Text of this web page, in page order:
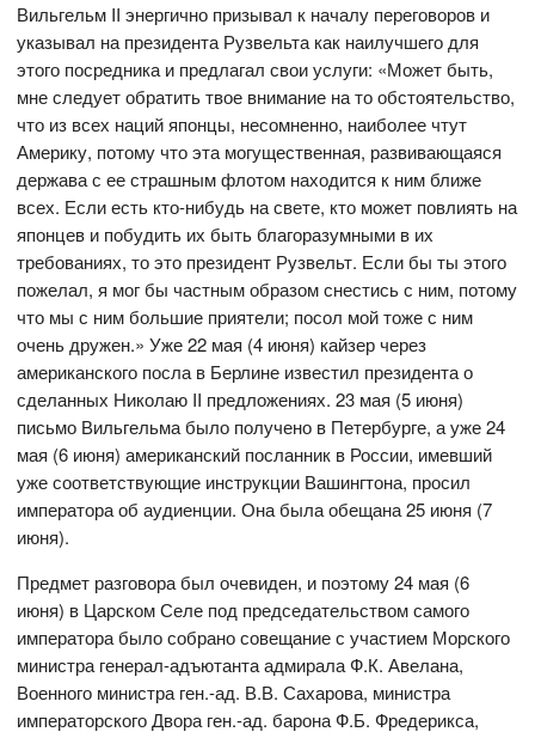
Вильгельм II энергично призывал к началу переговоров и
указывал на президента Рузвельта как наилучшего для
этого посредника и предлагал свои услуги: «Может быть,
мне следует обратить твое внимание на то обстоятельство,
что из всех наций японцы, несомненно, наиболее чтут
Америку, потому что эта могущественная, развивающаяся
держава с ее страшным флотом находится к ним ближе
всех. Если есть кто-нибудь на свете, кто может повлиять на
японцев и побудить их быть благоразумными в их
требованиях, то это президент Рузвельт. Если бы ты этого
пожелал, я мог бы частным образом снестись с ним, потому
что мы с ним большие приятели; посол мой тоже с ним
очень дружен.» Уже 22 мая (4 июня) кайзер через
американского посла в Берлине известил президента о
сделанных Николаю II предложениях. 23 мая (5 июня)
письмо Вильгельма было получено в Петербурге, а уже 24
мая (6 июня) американский посланник в России, имевший
уже соответствующие инструкции Вашингтона, просил
императора об аудиенции. Она была обещана 25 июня (7
июня).
Предмет разговора был очевиден, и поэтому 24 мая (6
июня) в Царском Селе под председательством самого
императора было собрано совещание с участием Морского
министра генерал-адъютанта адмирала Ф.К. Авелана,
Военного министра ген.-ад. В.В. Сахарова, министра
императорского Двора ген.-ад. барона Ф.Б. Фредерикса,